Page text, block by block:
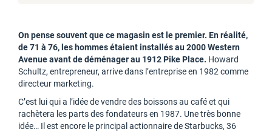
On pense souvent que ce magasin est le premier. En réalité,
de 71 à 76, les hommes étaient installés au 2000 Western
Avenue avant de déménager au 1912 Pike Place. Howard
Schultz, entrepreneur, arrive dans l’entreprise en 1982 comme
directeur marketing.
C’est lui qui a l’idée de vendre des boissons au café et qui
rachètera les parts des fondateurs en 1987. Une très bonne
idée… Il est encore le principal actionnaire de Starbucks, 36